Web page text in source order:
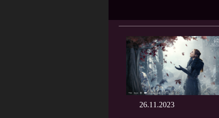
26.11.2023